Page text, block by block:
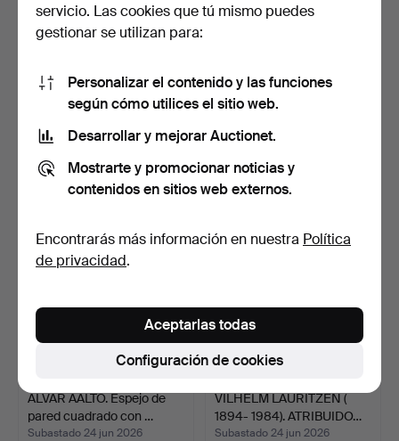
AKSEL KJERSGAARD.
ATRIBUIDO. Espejo de
mad…
Subastado 25 jun 2026
47 USD
Espejo de pared con marco
Subastado 25 jun 2026
101 USD
ALVAR AALTO. Espejo de
pared cuadrado con …
Subastado 24 jun 2026
VILHELM LAURITZEN (
1894- 1984). ATRIBUIDO…
Subastado 24 jun 2026
servicio. Las cookies que tú mismo puedes
gestionar se utilizan para:
Personalizar el contenido y las funciones
según cómo utilices el sitio web.
Desarrollar y mejorar Auctionet.
Mostrarte y promocionar noticias y
contenidos en sitios web externos.
Encontrarás más información en nuestra Política
de privacidad.
Configuración de cookies
Aceptarlas todas